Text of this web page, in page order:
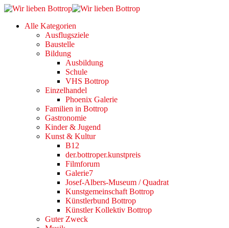
Alle Kategorien
Ausflugsziele
Baustelle
Bildung
Ausbildung
Schule
VHS Bottrop
Einzelhandel
Phoenix Galerie
Familien in Bottrop
Gastronomie
Kinder & Jugend
Kunst & Kultur
B12
der.bottroper.kunstpreis
Filmforum
Galerie7
Josef-Albers-Museum / Quadrat
Kunstgemeinschaft Bottrop
Künstlerbund Bottrop
Künstler Kollektiv Bottrop
Guter Zweck